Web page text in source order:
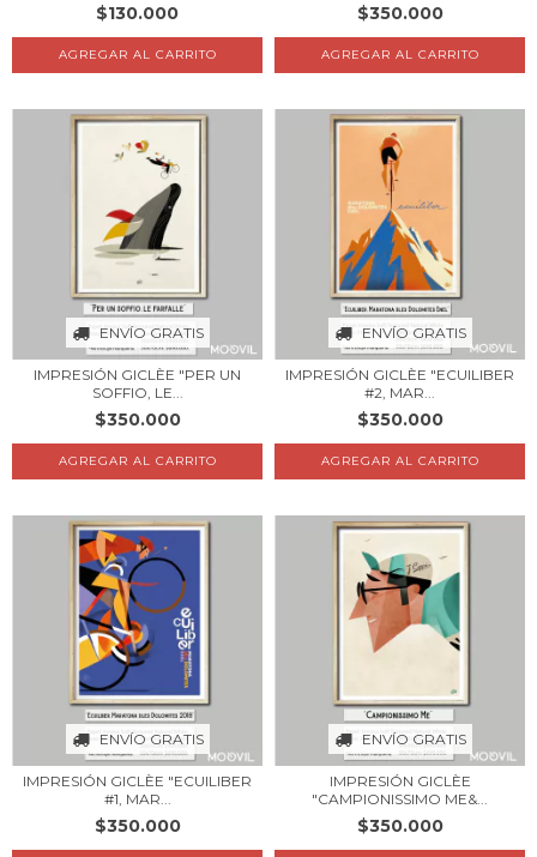
$130.000
AGREGAR AL CARRITO
$350.000
AGREGAR AL CARRITO
ENVÍO GRATIS
IMPRESIÓN GICLÈE "PER UN
SOFFIO, LE...
$350.000
AGREGAR AL CARRITO
ENVÍO GRATIS
IMPRESIÓN GICLÈE "ECUILIBER
#2, MAR...
$350.000
AGREGAR AL CARRITO
ENVÍO GRATIS
IMPRESIÓN GICLÈE "ECUILIBER
#1, MAR...
$350.000
ENVÍO GRATIS
IMPRESIÓN GICLÈE
"CAMPIONISSIMO ME&...
$350.000